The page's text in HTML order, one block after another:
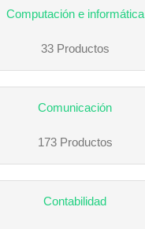
Computación e informática
33 Productos
Comunicación
173 Productos
Contabilidad